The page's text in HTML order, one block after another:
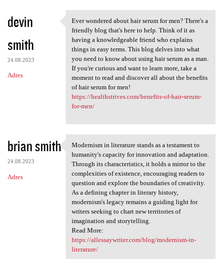
devin
smith
24.08.2023
Adres
Ever wondered about hair
Ever wondered about hair serum for men? There's a
friendly blog that's here to help. Think of it as
having a knowledgeable friend who explains
things in easy terms. This blog delves into what
you need to know about using hair serum as a man.
If you're curious and want to learn more, take a
moment to read and discover all about the benefits
of hair serum for men!
https://healthstrives.com/benefits-of-hair-serum-
for-men/
brian smith
24.08.2023
Adres
Modernism in literature
Modernism in literature stands as a testament to
humanity's capacity for innovation and adaptation.
Through its characteristics, it holds a mirror to the
complexities of existence, encouraging readers to
question and explore the boundaries of creativity.
As a defining chapter in literary history,
modernism's legacy remains a guiding light for
writers seeking to chart new territories of
imagination and storytelling.
Read More:
https://allessaywriter.com/blog/modernism-in-
literature/